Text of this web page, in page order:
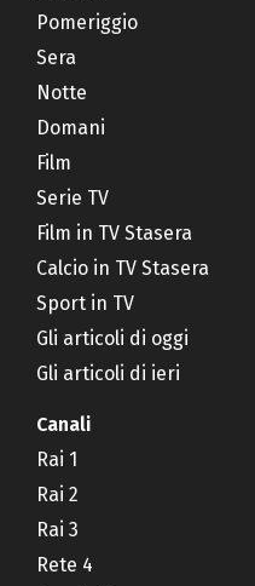
Pomeriggio
Sera
Notte
Domani
Film
Serie TV
Film in TV Stasera
Calcio in TV Stasera
Sport in TV
Gli articoli di oggi
Gli articoli di ieri
Canali
Rai 1
Rai 2
Rai 3
Rete 4